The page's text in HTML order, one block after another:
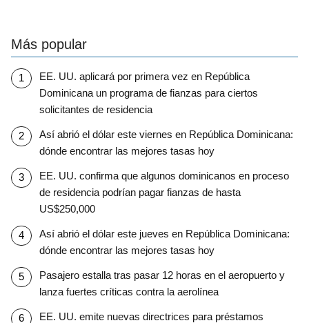
Más popular
EE. UU. aplicará por primera vez en República
Dominicana un programa de fianzas para ciertos
solicitantes de residencia
Así abrió el dólar este viernes en República Dominicana:
dónde encontrar las mejores tasas hoy
EE. UU. confirma que algunos dominicanos en proceso
de residencia podrían pagar fianzas de hasta
US$250,000
Así abrió el dólar este jueves en República Dominicana:
dónde encontrar las mejores tasas hoy
Pasajero estalla tras pasar 12 horas en el aeropuerto y
lanza fuertes críticas contra la aerolínea
EE. UU. emite nuevas directrices para préstamos